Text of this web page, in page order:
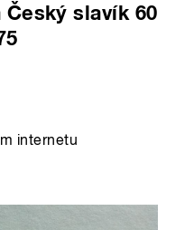
slavík 60
internetu